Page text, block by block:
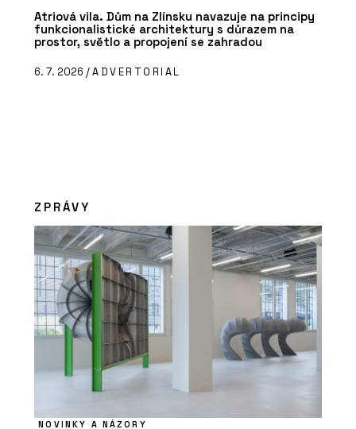
Atriová vila. Dům na Zlínsku navazuje na principy
funkcionalistické architektury s důrazem na
prostor, světlo a propojení se zahradou
6. 7. 2026 /ADVERTORIAL
ZPRÁVY
NOVINKY A NÁZORY